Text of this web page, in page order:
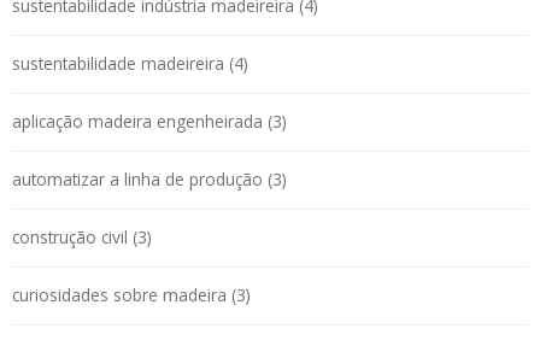
sustentabilidade indústria madeireira (4)
sustentabilidade madeireira (4)
aplicação madeira engenheirada (3)
automatizar a linha de produção (3)
construção civil (3)
curiosidades sobre madeira (3)